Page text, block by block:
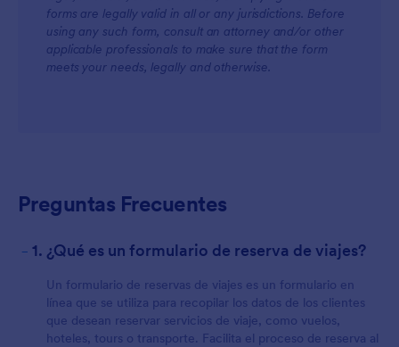
forms are legally valid in all or any jurisdictions. Before
using any such form, consult an attorney and/or other
applicable professionals to make sure that the form
meets your needs, legally and otherwise.
Preguntas Frecuentes
- 1. ¿Qué es un formulario de reserva de viajes?
Un formulario de reservas de viajes es un formulario en
línea que se utiliza para recopilar los datos de los clientes
que desean reservar servicios de viaje, como vuelos,
hoteles, tours o transporte. Facilita el proceso de reserva al